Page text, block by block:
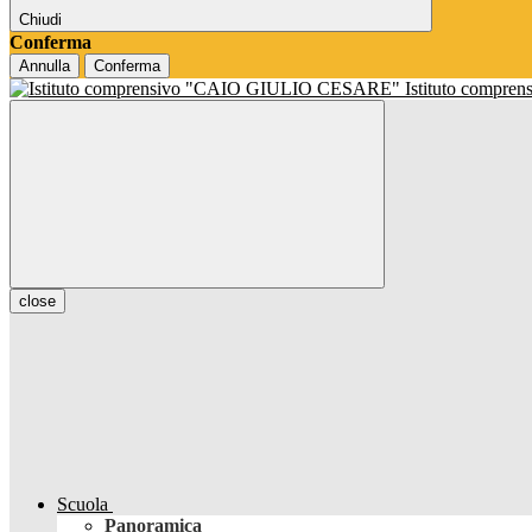
Chiudi
Conferma
Annulla Conferma
Istituto
close
Scuola
Panoramica